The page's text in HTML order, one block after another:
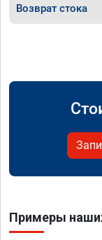
Возврат стока
Примеры